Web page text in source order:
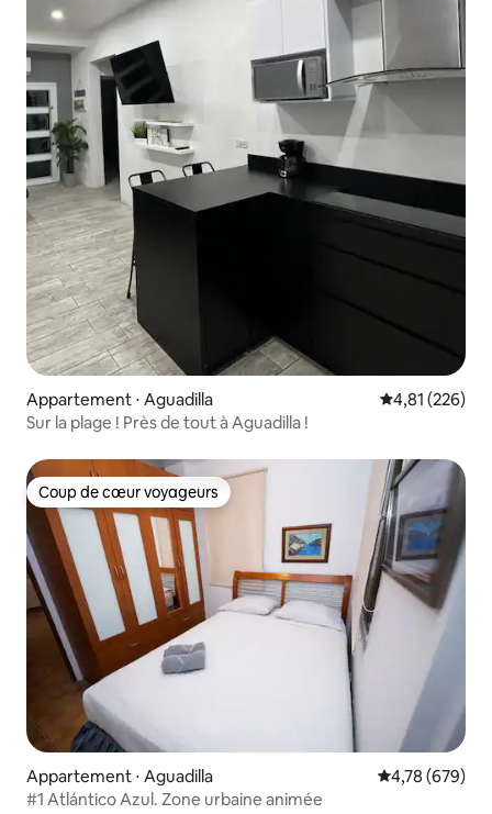
Appartement ⋅ Aguadilla Évaluation
4,81 (226)
Sur la plage ! Près de tout à Aguadilla !
Coup de cœur voyageurs
Coup de cœur voyageurs
Appartement ⋅ Aguadilla Évaluation
4,78 (679)
#1 Atlántico Azul. Zone urbaine animée